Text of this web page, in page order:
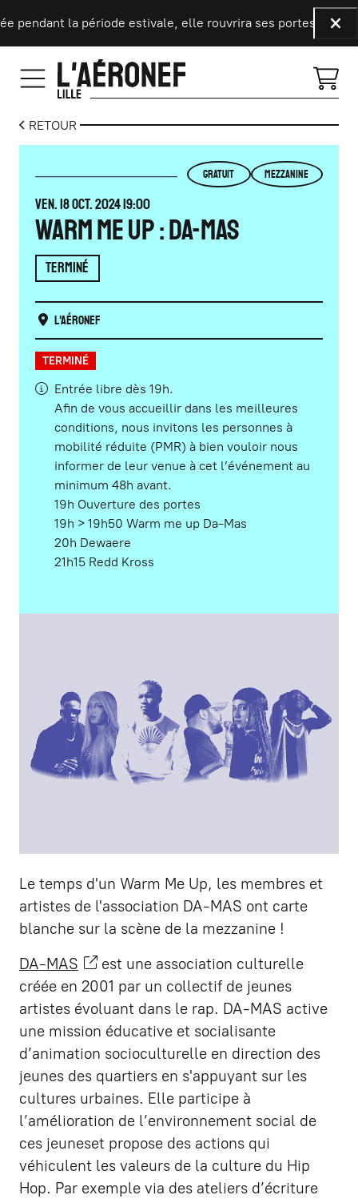
la période estivale, elle rouvrira ses portes le 9
RETOUR
GRATUIT MEZZANINE
VENDREDI
VEN. 18OCTOBRE
OCT. 2024 19:00
Warm me up : Da-Mas
TERMINÉ
L'Aéronef
TERMINÉ
Entrée libre dès 19h.
Afin de vous accueillir dans les meilleures
conditions, nous invitons les personnes à
mobilité réduite (PMR) à bien vouloir nous
informer de leur venue à cet l’événement au
minimum 48h avant.
19h Ouverture des portes
19h > 19h50 Warm me up Da-Mas
20h Dewaere
21h15 Redd Kross
Le temps d'un Warm Me Up, les membres et
artistes de l'association DA-MAS ont carte
blanche sur la scène de la mezzanine !
DA-MAS
est une association culturelle
créée en 2001 par un collectif de jeunes
artistes évoluant dans le rap. DA-MAS active
une mission éducative et socialisante
d’animation socioculturelle en direction des
jeunes des quartiers en s'appuyant sur les
cultures urbaines. Elle participe à
l’amélioration de l’environnement social de
ces jeuneset propose des actions qui
véhiculent les valeurs de la culture du Hip
Hop. Par exemple via des ateliers d’écriture